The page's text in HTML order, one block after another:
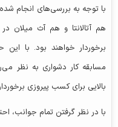
با توجه به بررسی‌های انجام
هم آتالانتا و هم آث میلان
برخوردار خواهند بود. با
مسابقه کار دشواری به نظر
بالایی برای کسب پیروزی
با در نظر گرفتن تمام جوانب،